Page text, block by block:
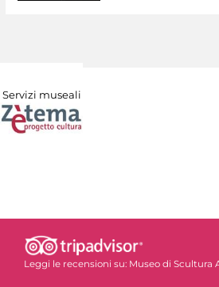
Servizi museali
Leggi le recensioni su: Museo di Scultura